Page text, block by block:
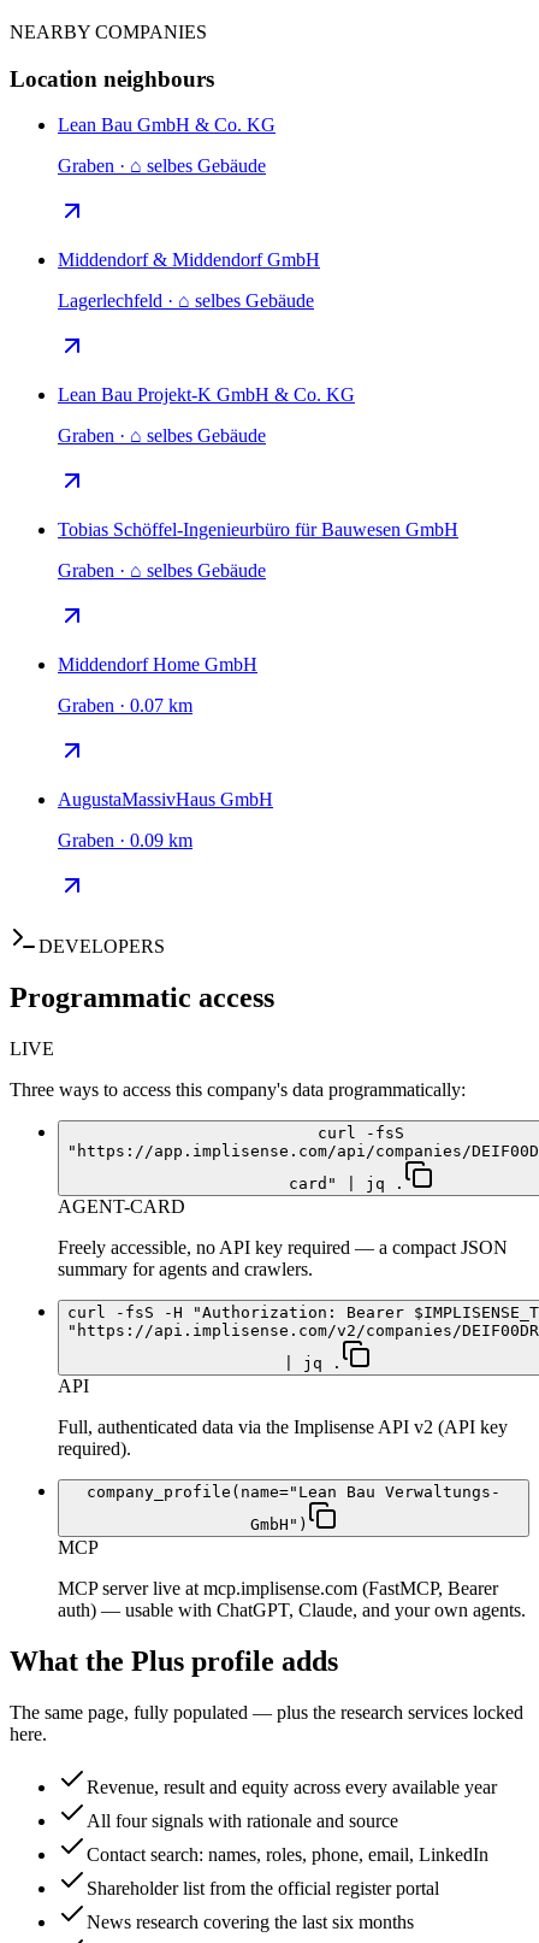
NEARBY COMPANIES
Location neighbours
Lean Bau GmbH & Co. KG
Graben · ⌂ selbes Gebäude
Middendorf & Middendorf GmbH
Lagerlechfeld · ⌂ selbes Gebäude
Lean Bau Projekt-K GmbH & Co. KG
Graben · ⌂ selbes Gebäude
Tobias Schöffel-Ingenieurbüro für Bauwesen GmbH
Graben · ⌂ selbes Gebäude
Middendorf Home GmbH
Graben · 0.07 km
AugustaMassivHaus GmbH
Graben · 0.09 km
DEVELOPERS
Programmatic access
LIVE
Three ways to access this company's data programmatically:
curl -fsS
"https://app.implisense.com/api/companies/
card" | jq .
AGENT-CARD
Freely accessible, no API key required — a compact JSON
summary for agents and crawlers.
curl -fsS -H "Authorization: Bearer
"https://api.implisense.com/v2/companies/
| jq .
API
Full, authenticated data via the Implisense API v2 (API key
required).
company_profile(name="Lean Bau Verwaltungs-
GmbH")
MCP
MCP server live at mcp.implisense.com (FastMCP, Bearer
auth) — usable with ChatGPT, Claude, and your own agents.
What the Plus profile adds
The same page, fully populated — plus the research services locked
here.
Revenue, result and equity across every available year
All four signals with rationale and source
Contact search: names, roles, phone, email, LinkedIn
Shareholder list from the official register portal
News research covering the last six months